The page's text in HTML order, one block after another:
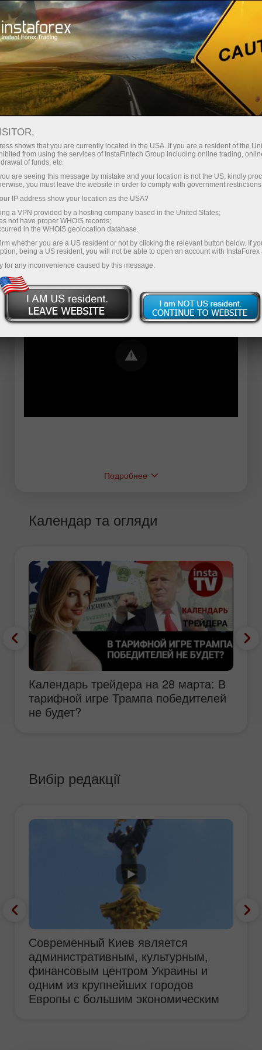
Трейдерам Форекс аналитика
Форекс ТВ
Форекс-видео новости
Error loading YouTube: Video could not be
played
Подробнее
Календар та огляди
Календарь трейдера на 28 марта: В
тарифной игре Трампа победителей
не будет?
Вибір редакції
Современный Киев является
административным, культурным,
финансовым центром Украины и
одним из крупнейших городов
Европы с большим экономическим
shows that you are currently located in the USA. If you are a resident of the
from using the services of InstaFintech Group including online trading,
of funds, etc.
are seeing this message by mistake and your location is not the US, kindly
you must leave the website in order to comply with government
IP address show your location as the USA?
a VPN provided by a hosting company based in the United States;
not have proper WHOIS records;
in the WHOIS geolocation database.
whether you are a US resident or not by clicking the relevant button below. If
being a US resident, you will not be able to open an account with InstaForex
for any inconvenience caused by this message.